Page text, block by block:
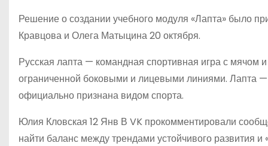
Решение о создании учебного модуля «Лапта» было
Кравцова и Олега Матыцина 20 октября.
Русская лапта — командная спортивная игра с мячом
ограниченной боковыми и лицевыми линиями. Лапта
официально признана видом спорта.
Юлия Кловская 12 Янв В VK прокомментировали
найти баланс между трендами устойчивого развития и